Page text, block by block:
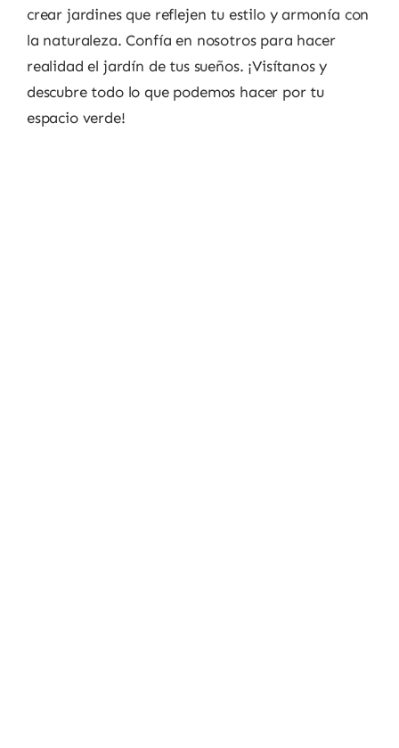
crear jardines que reflejen tu estilo y armonía con
la naturaleza. Confía en nosotros para hacer
realidad el jardín de tus sueños. ¡Visítanos y
descubre todo lo que podemos hacer por tu
espacio verde!